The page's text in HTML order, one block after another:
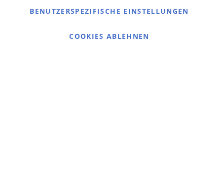
Kontaktieren Sie uns
Cookie Einstellungen
BENUTZERSPEZIFISCHE EINSTELLUNGEN
COOKIES ABLEHNEN